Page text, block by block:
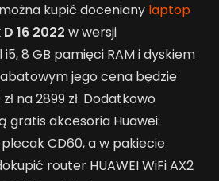
kupić doceniany laptop
16 2022 w wersji
8 GB pamięci RAM i dyskiem
jego cena będzie
na 2899 zł. Dodatkowo
gratis akcesoria Huawei:
CD60, a w pakiecie
router HUAWEI WiFi AX2